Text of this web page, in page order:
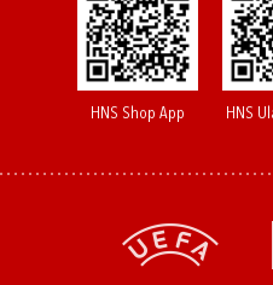
HNS Shop App HNS